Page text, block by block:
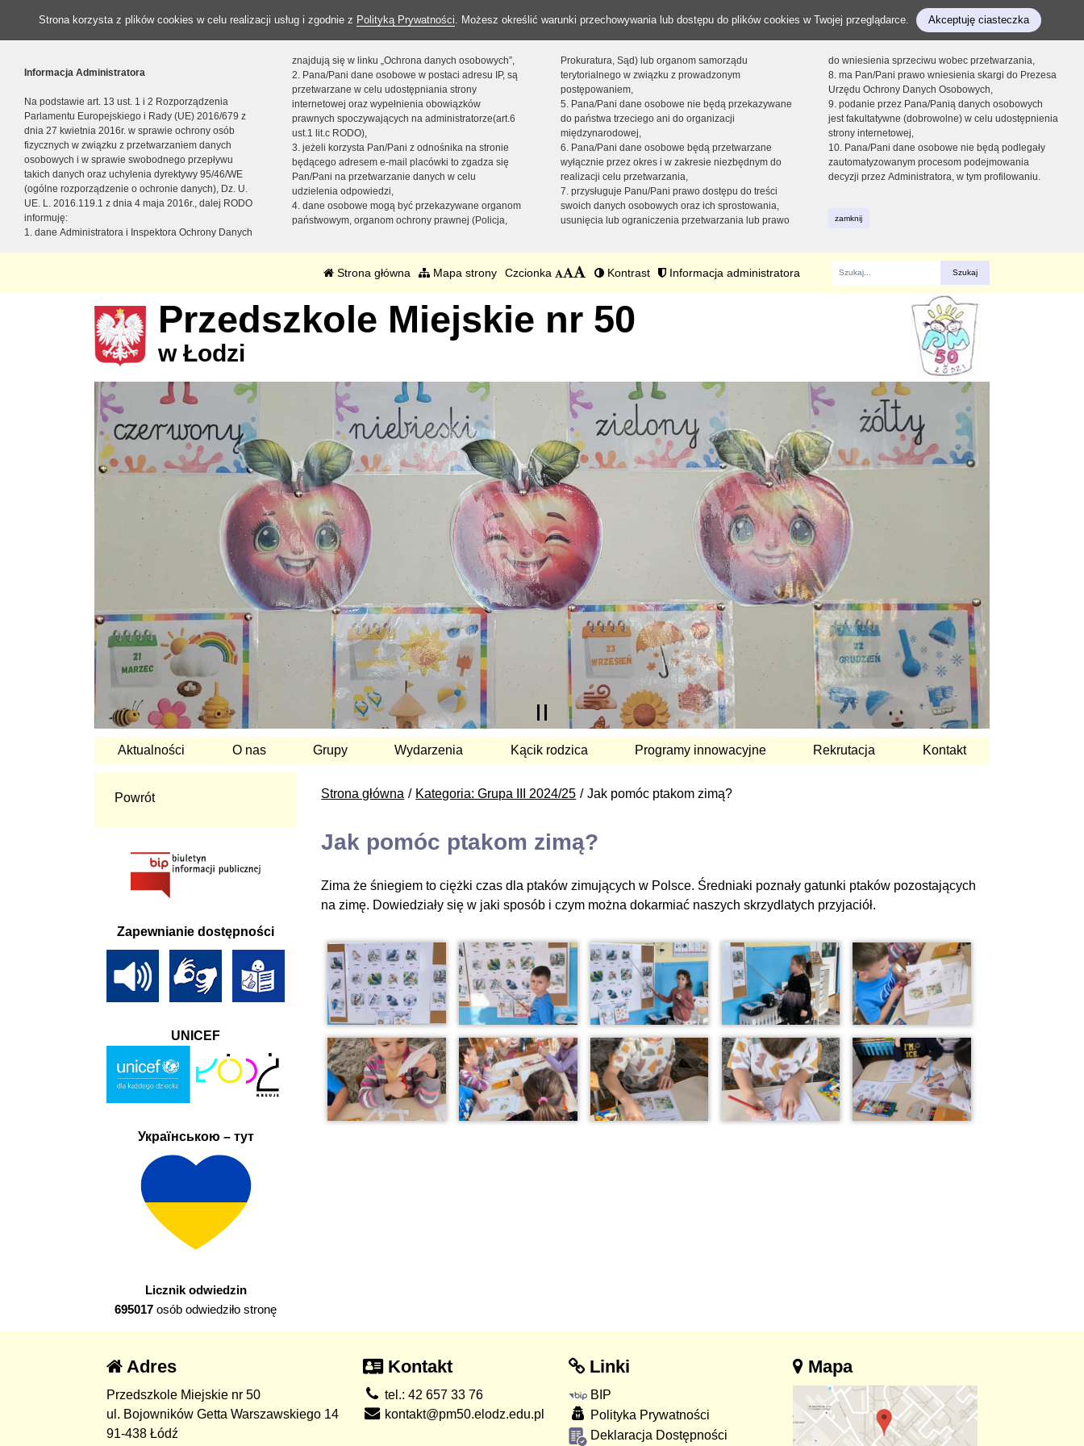
Strona korzysta z plików cookies w celu realizacji usług i zgodnie z Polityką Prywatności. Możesz określić warunki przechowywania lub dostępu do plików cookies w Twojej przeglądarce. Akceptuję ciasteczka
Informacja Administratora
Na podstawie art. 13 ust. 1 i 2 Rozporządzenia
Parlamentu Europejskiego i Rady (UE) 2016/679 z
dnia 27 kwietnia 2016r. w sprawie ochrony osób
fizycznych w związku z przetwarzaniem danych
osobowych i w sprawie swobodnego przepływu
takich danych oraz uchylenia dyrektywy 95/46/WE
(ogólne rozporządzenie o ochronie danych), Dz. U.
UE. L. 2016.119.1 z dnia 4 maja 2016r., dalej RODO
informuję:
1. dane Administratora i Inspektora Ochrony Danych
znajdują się w linku „Ochrona danych osobowych”,
2. Pana/Pani dane osobowe w postaci adresu IP, są
przetwarzane w celu udostępniania strony
internetowej oraz wypełnienia obowiązków
prawnych spoczywających na administratorze(art.6
ust.1 lit.c RODO),
3. jeżeli korzysta Pan/Pani z odnośnika na stronie
będącego adresem e-mail placówki to zgadza się
Pan/Pani na przetwarzanie danych w celu
udzielenia odpowiedzi,
4. dane osobowe mogą być przekazywane organom
państwowym, organom ochrony prawnej (Policja,
Prokuratura, Sąd) lub organom samorządu
terytorialnego w związku z prowadzonym
postępowaniem,
5. Pana/Pani dane osobowe nie będą przekazywane
do państwa trzeciego ani do organizacji
międzynarodowej,
6. Pana/Pani dane osobowe będą przetwarzane
wyłącznie przez okres i w zakresie niezbędnym do
realizacji celu przetwarzania,
7. przysługuje Panu/Pani prawo dostępu do treści
swoich danych osobowych oraz ich sprostowania,
usunięcia lub ograniczenia przetwarzania lub prawo
do wniesienia sprzeciwu wobec przetwarzania,
8. ma Pan/Pani prawo wniesienia skargi do Prezesa
Urzędu Ochrony Danych Osobowych,
9. podanie przez Pana/Panią danych osobowych
jest fakultatywne (dobrowolne) w celu udostępnienia
strony internetowej,
10. Pana/Pani dane osobowe nie będą podlegały
zautomatyzowanym procesom podejmowania
decyzji przez Administratora, w tym profilowaniu.
zamknij
Strona główna Mapa strony Czcionka Kontrast Informacja administratora
Fraza
Przedszkole Miejskie nr 50
w Łodzi
Aktualności O nas Grupy Wydarzenia Kącik rodzica Programy innowacyjne Rekrutacja Kontakt
Strona główna Kategoria: Grupa III 2024/25 Jak pomóc ptakom zimą?
Jak pomóc ptakom zimą?
Zima że śniegiem to ciężki czas dla ptaków zimujących w Polsce. Średniaki poznały gatunki ptaków pozostających
na zimę. Dowiedziały się w jaki sposób i czym można dokarmiać naszych skrzydlatych przyjaciół.
Powrót
Zapewnianie dostępności
UNICEF
Українською – тут
Licznik odwiedzin
695017 osób odwiedziło stronę
Adres
Przedszkole Miejskie nr 50
ul. Bojowników Getta Warszawskiego 14
91-438 Łódź
Kontakt
tel.: 42 657 33 76
kontakt@pm50.elodz.edu.pl
Linki
BIP
Polityka Prywatności
Deklaracja Dostępności
Mapa